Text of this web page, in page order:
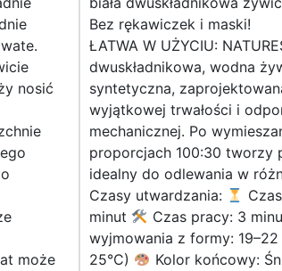
nosić
może
Bez rękawiczek i maski!
ŁATWA W UŻYCIU:
dwuskładnikowa, wodna
syntetyczna,
wyjątkowej trwałości i
mechanicznej. Po
proporcjach 100:30 tworzy
idealny do odlewania w
Czasy utwardzania:
minut
Czas pracy: 3
wyjmowania z formy:
25°C)
Kolor końcowy: